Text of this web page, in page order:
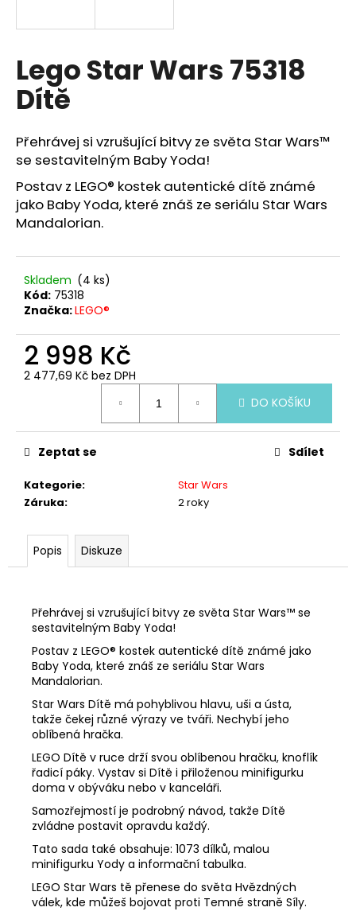
Lego Star Wars 75318
Dítě
Přehrávej si vzrušující bitvy ze světa Star Wars™
se sestavitelným Baby Yoda!
Postav z LEGO® kostek autentické dítě známé
jako Baby Yoda, které znáš ze seriálu Star Wars
Mandalorian.
Skladem (4 ks)
Kód: 75318
Značka:LEGO®
2 998 Kč
2 477,69 Kč bez DPH
DO KOŠÍKU
Kategorie:
Star Wars
Záruka: 2 roky
Zeptat se Sdílet
Popis Diskuze
Přehrávej si vzrušující bitvy ze světa Star Wars™ se
sestavitelným Baby Yoda!
Postav z LEGO® kostek autentické dítě známé jako
Baby Yoda, které znáš ze seriálu Star Wars
Mandalorian.
Star Wars Dítě má pohyblivou hlavu, uši a ústa,
takže čekej různé výrazy ve tváři. Nechybí jeho
oblíbená hračka.
LEGO Dítě v ruce drží svou oblíbenou hračku, knoflík
řadicí páky. Vystav si Dítě i přiloženou minifigurku
doma v obýváku nebo v kanceláři.
Samozřejmostí je podrobný návod, takže Dítě
zvládne postavit opravdu každý.
Tato sada také obsahuje: 1073 dílků, malou
minifigurku Yody a informační tabulka.
LEGO Star Wars tě přenese do světa Hvězdných
válek, kde můžeš bojovat proti Temné straně Síly.
í
t
?
HLEDAT
D
o
p
o
u
u
m
e
LEGO®
ICONS™10350
NA
ROHU
888
Kč